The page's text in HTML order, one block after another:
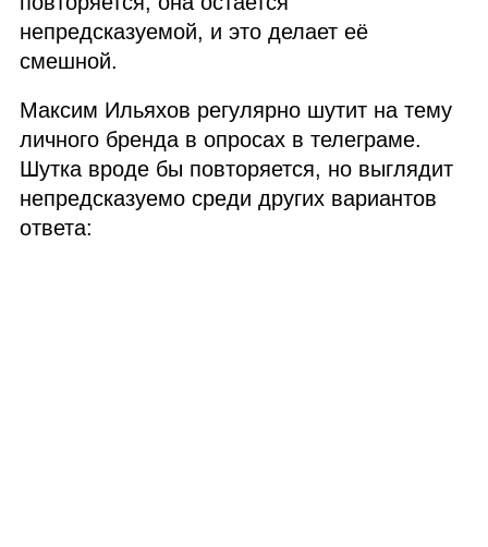
непредсказуемой, и это делает её
смешной.
Максим Ильяхов регулярно шутит на тему
личного бренда в опросах в телеграме.
Шутка вроде бы повторяется, но выглядит
непредсказуемо среди других вариантов
ответа: